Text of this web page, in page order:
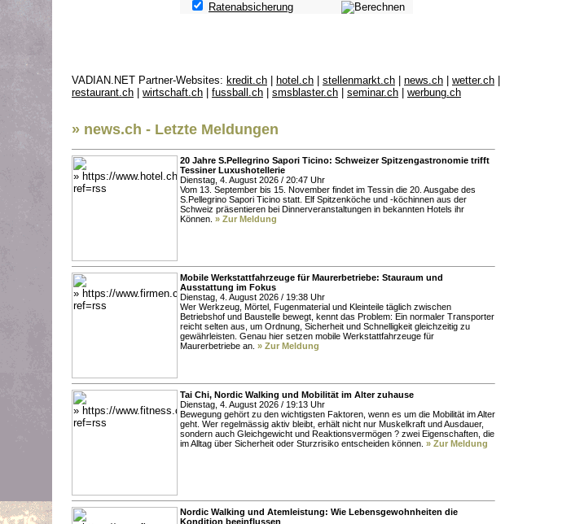
Ratenabsicherung
VADIAN.NET Partner-Websites: kredit.ch hotel.ch stellenmarkt.ch news.ch wetter.ch
restaurant.ch
wirtschaft.ch fussball.ch smsblaster.ch seminar.ch werbung.ch
» news.ch - Letzte Meldungen
20 Jahre S.Pellegrino Sapori Ticino: Schweizer Spitzengastronomie trifft
Tessiner Luxushotellerie
Dienstag, 4. August 2026 / 20:47 Uhr
Vom 13. September bis 15. November findet im Tessin die 20. Ausgabe des
S.Pellegrino Sapori Ticino statt. Elf Spitzenköche und -köchinnen aus der
Schweiz präsentieren bei Dinnerveranstaltungen in bekannten Hotels ihr
Können. » Zur Meldung
Mobile Werkstattfahrzeuge für Maurerbetriebe: Stauraum und
Ausstattung im Fokus
Dienstag, 4. August 2026 / 19:38 Uhr
Wer Werkzeug, Mörtel, Fugenmaterial und Kleinteile täglich zwischen
Betriebshof und Baustelle bewegt, kennt das Problem: Ein normaler Transporter
reicht selten aus, um Ordnung, Sicherheit und Schnelligkeit gleichzeitig zu
gewährleisten. Genau hier setzen mobile Werkstattfahrzeuge für
Maurerbetriebe an. » Zur Meldung
Tai Chi, Nordic Walking und Mobilität im Alter zuhause
Dienstag, 4. August 2026 / 19:13 Uhr
Bewegung gehört zu den wichtigsten Faktoren, wenn es um die Mobilität im Alter
geht. Wer regelmässig aktiv bleibt, erhält nicht nur Muskelkraft und Ausdauer,
sondern auch Gleichgewicht und Reaktionsvermögen ? zwei Eigenschaften, die
im Alltag über Sicherheit oder Sturzrisiko entscheiden können. » Zur Meldung
Nordic Walking und Atemleistung: Wie Lebensgewohnheiten die
Kondition beeinflussen